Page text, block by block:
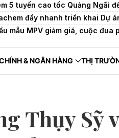
5 tuyến cao tốc Quảng Ngãi
đẩy nhanh triển khai Dự
mẫu MPV giảm giá, cuộc
& NGÂN HÀNG THỊ
Thụy Sỹ